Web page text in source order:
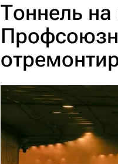
Тоннель